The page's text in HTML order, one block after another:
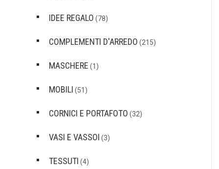
IDEE REGALO (78)
COMPLEMENTI D'ARREDO (215)
MASCHERE (1)
MOBILI (51)
CORNICI E PORTAFOTO (32)
VASI E VASSOI (3)
TESSUTI (4)